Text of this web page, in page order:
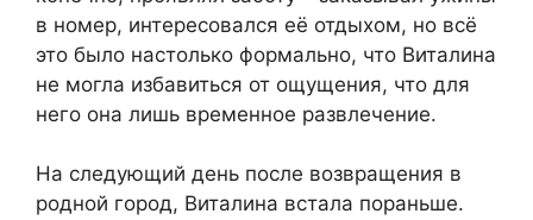
в номер, интересовался её отдыхом, но всё
это было настолько формально, что Виталина
не могла избавиться от ощущения, что для
него она лишь временное развлечение.
На следующий день после возвращения в
родной город, Виталина встала пораньше.